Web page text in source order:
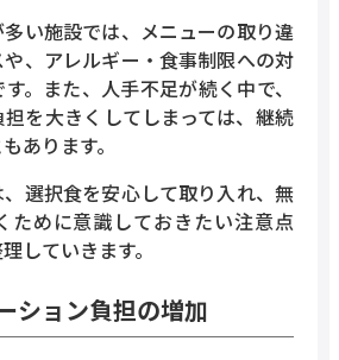
い施設では、メニューの取り違
、アレルギー・食事制限への対
。また、人手不足が続く中で、
を大きくしてしまっては、継続
あります。
選択食を安心して取り入れ、無
ために意識しておきたい注意点
していきます。
ション負担の増加